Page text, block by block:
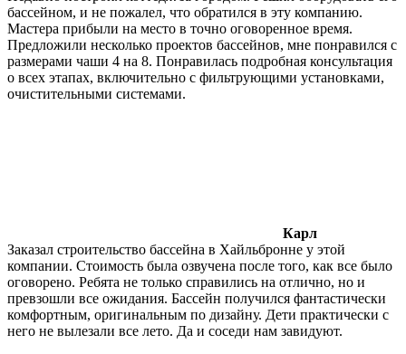
бассейном, и не пожалел, что обратился в эту компанию.
Мастера прибыли на место в точно оговоренное время.
Предложили несколько проектов бассейнов, мне понравился с
размерами чаши 4 на 8. Понравилась подробная консультация
о всех этапах, включительно с фильтрующими установками,
очистительными системами.
Карл
Заказал строительство бассейна в Хайльбронне у этой
компании. Стоимость была озвучена после того, как все было
оговорено. Ребята не только справились на отлично, но и
превзошли все ожидания. Бассейн получился фантастически
комфортным, оригинальным по дизайну. Дети практически с
него не вылезали все лето. Да и соседи нам завидуют.